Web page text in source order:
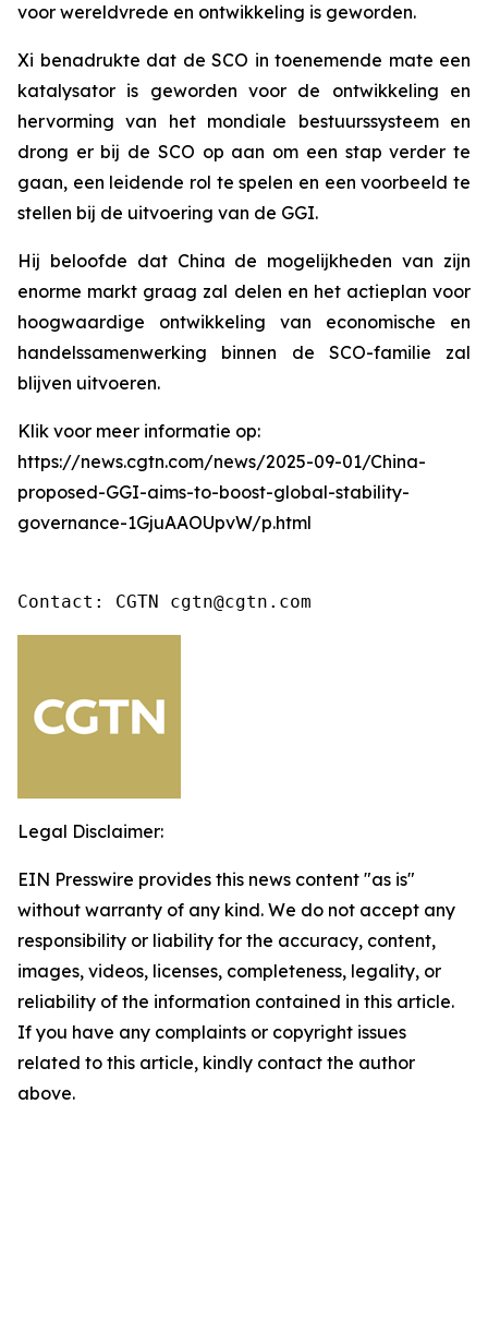
voor wereldvrede en ontwikkeling is geworden.
Xi benadrukte dat de SCO in toenemende mate een
katalysator is geworden voor de ontwikkeling en
hervorming van het mondiale bestuurssysteem en
drong er bij de SCO op aan om een stap verder te
gaan, een leidende rol te spelen en een voorbeeld te
stellen bij de uitvoering van de GGI.
Hij beloofde dat China de mogelijkheden van zijn
enorme markt graag zal delen en het actieplan voor
hoogwaardige ontwikkeling van economische en
handelssamenwerking binnen de SCO-familie zal
blijven uitvoeren.
Klik voor meer informatie op:
https://news.cgtn.com/news/2025-09-01/China-
proposed-GGI-aims-to-boost-global-stability-
governance-1GjuAAOUpvW/p.html
Contact: CGTN cgtn@cgtn.com
Legal Disclaimer:
EIN Presswire provides this news content "as is"
without warranty of any kind. We do not accept any
responsibility or liability for the accuracy, content,
images, videos, licenses, completeness, legality, or
reliability of the information contained in this article.
If you have any complaints or copyright issues
related to this article, kindly contact the author
above.